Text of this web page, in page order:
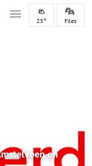
Toggle navigation
25° Files
en